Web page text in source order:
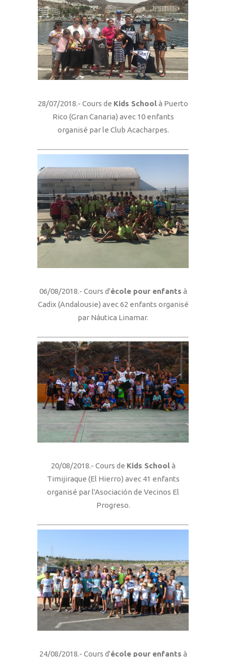
28/07/2018.- Cours de Kids Schoolà Puerto
Rico (Gran Canaria) avec 10 enfants
organisé par le Club Acacharpes.
06/08/2018.- Cours d'école pour enfants à
Cadix (Andalousie) avec 62 enfants organisé
par Náutica Linamar.
20/08/2018.- Cours de Kids Schoolà
Timijiraque (El Hierro) avec 41 enfants
organisé par l'Asociación de Vecinos El
Progreso.
24/08/2018.- Cours d'école pour enfants à